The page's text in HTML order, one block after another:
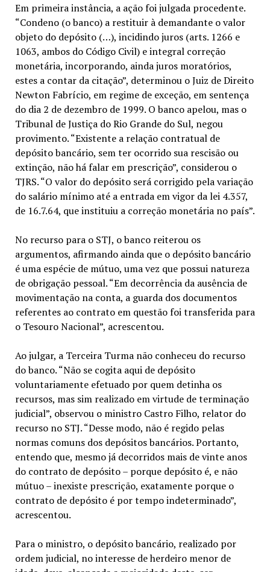
Em primeira instância, a ação foi julgada procedente.
“Condeno (o banco) a restituir à demandante o valor
objeto do depósito (…), incidindo juros (arts. 1266 e
1063, ambos do Código Civil) e integral correção
monetária, incorporando, ainda juros moratórios,
estes a contar da citação”, determinou o Juiz de Direito
Newton Fabrício, em regime de exceção, em sentença
do dia 2 de dezembro de 1999. O banco apelou, mas o
Tribunal de Justiça do Rio Grande do Sul, negou
provimento. “Existente a relação contratual de
depósito bancário, sem ter ocorrido sua rescisão ou
extinção, não há falar em prescrição”, considerou o
TJRS. “O valor do depósito será corrigido pela variação
do salário mínimo até a entrada em vigor da lei 4.357,
de 16.7.64, que instituiu a correção monetária no país”.
No recurso para o STJ, o banco reiterou os
argumentos, afirmando ainda que o depósito bancário
é uma espécie de mútuo, uma vez que possui natureza
de obrigação pessoal. “Em decorrência da ausência de
movimentação na conta, a guarda dos documentos
referentes ao contrato em questão foi transferida para
o Tesouro Nacional”, acrescentou.
Ao julgar, a Terceira Turma não conheceu do recurso
do banco. “Não se cogita aqui de depósito
voluntariamente efetuado por quem detinha os
recursos, mas sim realizado em virtude de terminação
judicial”, observou o ministro Castro Filho, relator do
recurso no STJ. “Desse modo, não é regido pelas
normas comuns dos depósitos bancários. Portanto,
entendo que, mesmo já decorridos mais de vinte anos
do contrato de depósito – porque depósito é, e não
mútuo – inexiste prescrição, exatamente porque o
contrato de depósito é por tempo indeterminado”,
acrescentou.
Para o ministro, o depósito bancário, realizado por
ordem judicial, no interesse de herdeiro menor de